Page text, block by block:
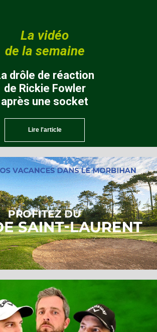
La vidéo
de la semaine
drôle de réaction
de Rickie Fowler
après une socket
Lire l'article